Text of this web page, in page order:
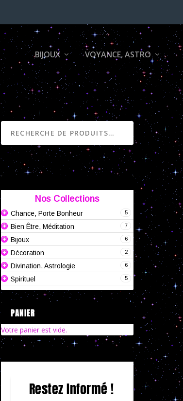
BIJOUX VOYANCE, ASTRO
RECHERCHE
Nos Collections
5
Chance, Porte Bonheur
7
Bien Être, Méditation
6
Bijoux
2
Décoration
6
Divination, Astrologie
5
Spirituel
PANIER
Votre panier est vide.
Restez Informé !